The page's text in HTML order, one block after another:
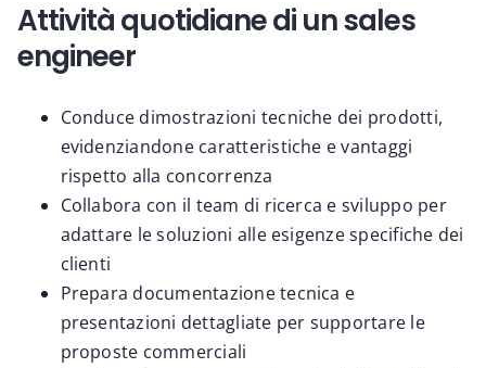
Attività quotidiane di un sales
engineer
Conduce dimostrazioni tecniche dei prodotti,
evidenziandone caratteristiche e vantaggi
rispetto alla concorrenza
Collabora con il team di ricerca e sviluppo per
adattare le soluzioni alle esigenze specifiche dei
clienti
Prepara documentazione tecnica e
presentazioni dettagliate per supportare le
proposte commerciali